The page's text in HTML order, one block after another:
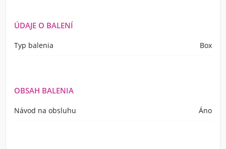
ÚDAJE O BALENÍ
Typ balenia Box
OBSAH BALENIA
Návod na obsluhu Áno